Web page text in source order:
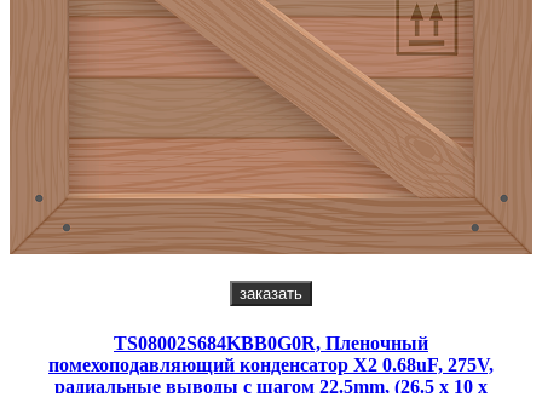
заказать
TS08002S684KBB0G0R, Пленочный
помехоподавляющий конденсатор X2 0.68uF, 275V,
радиальные выводы с шагом 22.5mm, (26.5 x 10 x